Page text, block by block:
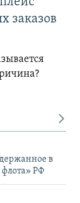
заказов
в
флота» РФ